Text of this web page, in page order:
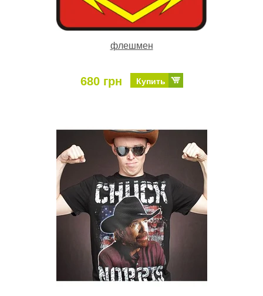
флешмен
680 грн Купить